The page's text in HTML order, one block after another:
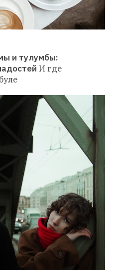
и тулумбы:
И где